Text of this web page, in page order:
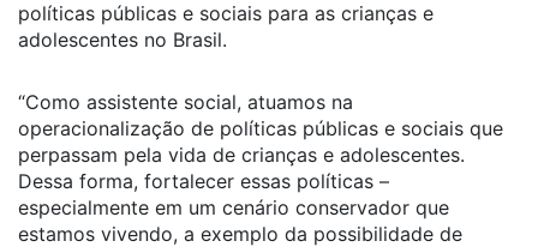
políticas públicas e sociais para as crianças e
adolescentes no Brasil.
“Como assistente social, atuamos na
operacionalização de políticas públicas e sociais que
perpassam pela vida de crianças e adolescentes.
Dessa forma, fortalecer essas políticas –
especialmente em um cenário conservador que
estamos vivendo, a exemplo da possibilidade de